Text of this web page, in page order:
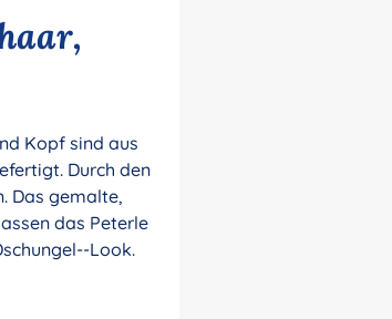
Kopf sind aus
Durch den
Das gemalte,
das Peterle
Look.